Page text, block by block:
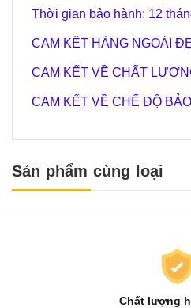
Thời gian bảo hành: 12
CAM KẾT HÀNG NGOÀI
CAM KẾT VỀ CHẤT
CAM KẾT VỀ CHẾ ĐỘ
Sản phẩm cùng loại
Chất lượng